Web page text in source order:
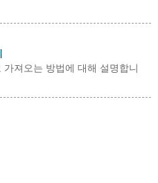
져오는 방법에 대해 설명합니